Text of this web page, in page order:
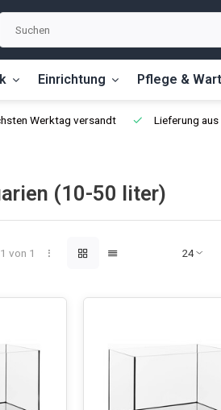
Einrichtung Pflege &
Werktag versandt Lieferung
(10-50 liter)
von 1